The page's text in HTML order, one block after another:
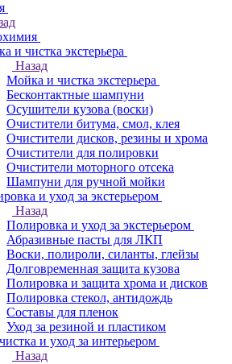
и чистка экстерьера
Назад
Мойка и чистка экстерьера
Бесконтактные шампуни
Осушители кузова (воски)
Очистители битума, смол, клея
Очистители дисков, резины и хрома
Очистители для полировки
Очистители моторного отсека
Шампуни для ручной мойки
и уход за экстерьером
Назад
Полировка и уход за экстерьером
Абразивные пасты для ЛКП
Воски, полироли, силанты, глейзы
Долговременная защита кузова
Полировка и защита хрома и дисков
Полировка стекол, антидождь
Составы для пленок
Уход за резиной и пластиком
и уход за интерьером
Назад